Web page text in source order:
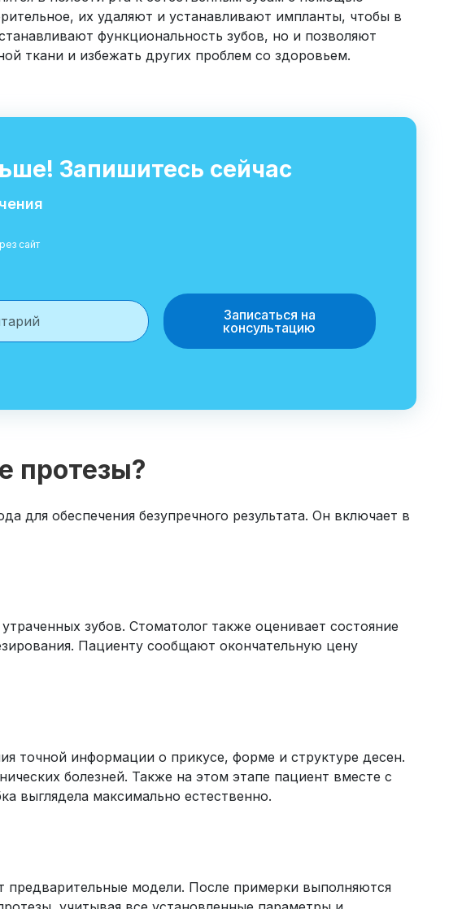
их удаляют и устанавливают импланты, чтобы в
функциональность зубов, но и позволяют
ткани и избежать других проблем со здоровьем.
Запишитесь сейчас
сайт
Записаться на
консультацию
протезы?
для обеспечения безупречного результата. Он включает в
зубов. Стоматолог также оценивает состояние
Пациенту сообщают окончательную цену
точной информации о прикусе, форме и структуре десен.
болезней. Также на этом этапе пациент вместе с
выглядела максимально естественно.
предварительные модели. После примерки выполняются